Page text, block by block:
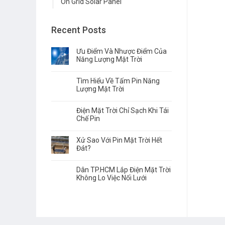
Recent Posts
Ưu Điểm Và Nhược Điểm Của
Năng Lượng Mặt Trời
Tìm Hiểu Về Tấm Pin Năng
Lượng Mặt Trời
Điện Mặt Trời Chỉ Sạch Khi Tái
Chế Pin
Xử Sao Với Pin Mặt Trời Hết
Đát?
Dân TP.HCM Lắp Điện Mặt Trời
Không Lo Việc Nối Lưới
Bộ Cánh Sạc
Chi tiết